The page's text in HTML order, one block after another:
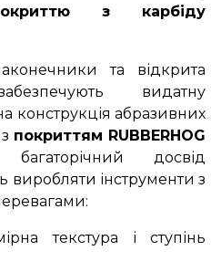
з карбіду
та відкрита
видатну
конструкція абразивних
покриттям RUBBERHOG
досвід
інструменти з
текстура і ступінь